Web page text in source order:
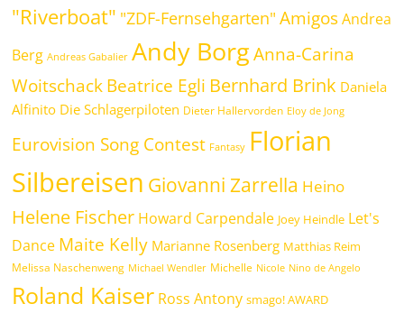
"Riverboat" "ZDF-Fernsehgarten" Amigos Andrea
Berg Andreas Gabalier Andy Borg Anna-Carina
WoitschackBeatrice Egli Bernhard Brink Daniela
Alfinito Die Schlagerpiloten Dieter Hallervorden Eloy de Jong
Eurovision Song Contest Fantasy Florian
Silbereisen Giovanni Zarrella Heino
Helene Fischer Howard Carpendale Joey Heindle Let's
Dance Maite Kelly Marianne Rosenberg Matthias Reim
Melissa Naschenweng Michael Wendler Michelle Nicole Nino de Angelo
Roland Kaiser Ross Antony smago! AWARD